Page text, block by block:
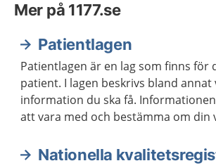
Mer på 1177.se
Patientlagen
Patientlagen är en lag som finns för
patient. I lagen beskrivs bland annat
information du ska få.
att vara med och bestämma om din
Nationella